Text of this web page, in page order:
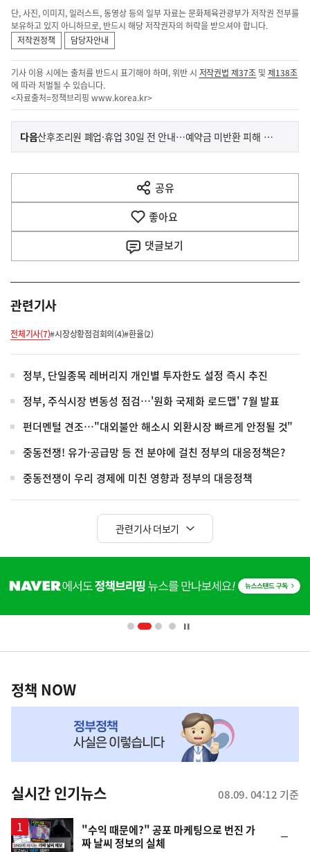
단, 사진, 이미지, 일러스트, 동영상 등의 일부 자료는 문화체육관광부가 저작권 전부를
보유하고 있지 아니하므로, 반드시 해당 저작권자의 허락을 받으셔야 합니다.
저작권정책
담당자안내
기사 이용 시에는 출처를 반드시 표기해야 하며, 위반 시 저작권법 제37조 및제138조
에 따라 처벌될 수 있습니다.
<자료출처=정책브리핑 www.korea.kr>
이
전
다
음
다음기
산후조리원 폐업·휴업 30일 전 안내…예약금 미반환 피해 막는다
공유
열
기
좋아요
댓글보기
관련기사
전체기사(7)#시장상황점검회의(4)#환율(2)
정부, 단일종목 레버리지 개인별 투자한도 설정 즉시 추진
정부, 주식시장 변동성 점검…'원화 국제화 로드맵' 7월 발표
펀더멘털 견조…"대외불안 해소시 외환시장 빠르게 안정될 것"
중동전쟁! 유가·공급망 등 전 분야에 걸친 정부의 대응정책은?
중동전쟁이 우리 경제에 미친 영향과 정부의 대응정책
관련기사 더보기
단
영
책
NOW,
뉴
스
정책 NOW
실시간 인기뉴스 08.09. 04:12 기준
영
상
"수익 때문에?" 공포 마케팅으로 번진 가
짜 날씨 정보의 실체